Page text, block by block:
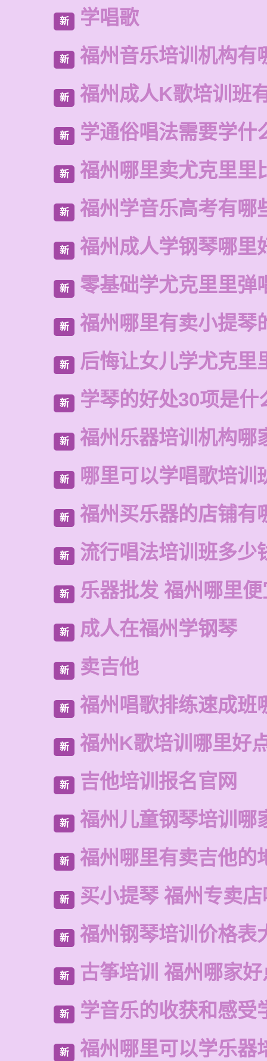
新 学唱歌
新 福州音乐培训机构有
新 福州成人K歌培训班
新 学通俗唱法需要学什
新 福州哪里卖尤克里里
新 福州学音乐高考有哪
新 福州成人学钢琴哪里
新 零基础学尤克里里弹
新 福州哪里有卖小提琴
新 后悔让女儿学尤克里
新 学琴的好处30项是什
新 福州乐器培训机构哪
新 哪里可以学唱歌培训
新 福州买乐器的店铺有
新 流行唱法培训班多少
新 乐器批发 福州哪里
新 成人在福州学钢琴
新 卖吉他
新 福州唱歌排练速成班
新 福州K歌培训哪里好
新 吉他培训报名官网
新 福州儿童钢琴培训哪
新 福州哪里有卖吉他的
新 买小提琴 福州专卖
新 福州钢琴培训价格表
新 古筝培训 福州哪家好
新 学音乐的收获和感受
新 福州哪里可以学乐器